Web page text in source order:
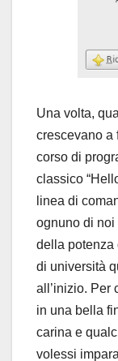
Una volta,
crescevano a
corso di
classico
linea di
ognuno di noi
della potenza
di università
all’inizio. Per
in una bella
carina e
volessi